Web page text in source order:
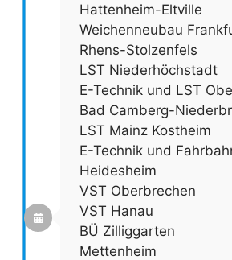
Hattenheim-Eltville
Weichenneubau
Rhens-Stolzenfels
LST Niederhöchstadt
E-Technik und LST
Bad Camberg-
LST Mainz Kostheim
E-Technik und
Heidesheim
VST Oberbrechen
VST Hanau
BÜ Zilliggarten
Mettenheim